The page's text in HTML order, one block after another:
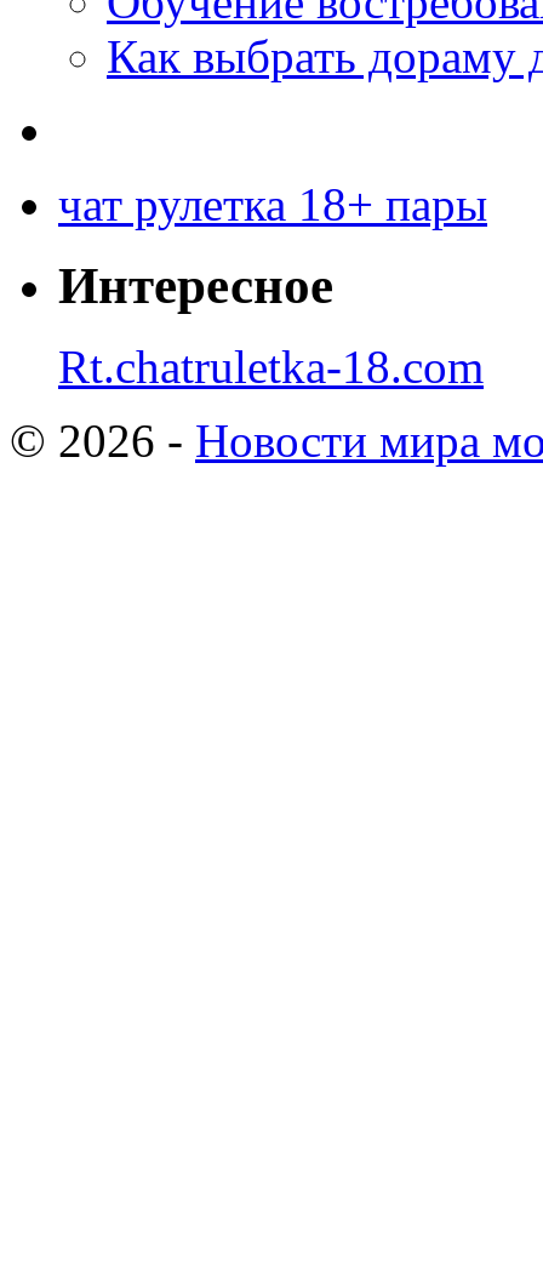
Как выбрать дораму
чат рулетка 18+ пары
Интересное
Rt.chatruletka-18.com
© 2026 - Новости мира